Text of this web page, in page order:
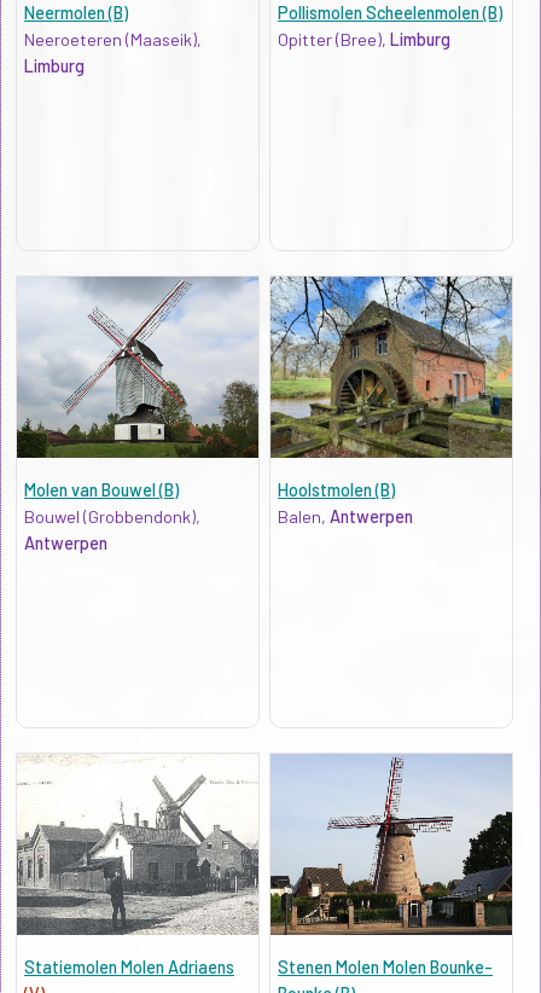
Neermolen (B)
Neeroeteren (Maaseik),
Limburg
Pollismolen Scheelenmolen (B)
Opitter (Bree),Limburg
Molen van Bouwel (B)
Bouwel (Grobbendonk),
Antwerpen
Hoolstmolen (B)
Balen,Antwerpen
Statiemolen Molen Adriaens
Stenen Molen Molen Bounke-